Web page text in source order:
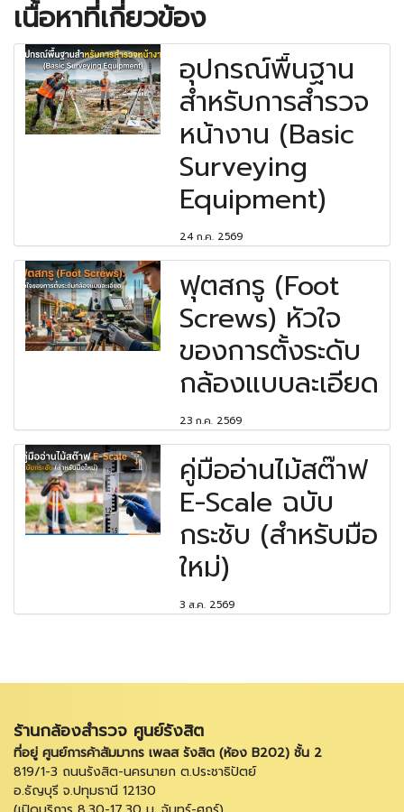
เนื้อหาที่เกี่ยวข้อง
อุปกรณ์พื้นฐาน
สำหรับการสำรวจ
หน้างาน (Basic
Surveying
Equipment)
24 ก.ค. 2569
ฟุตสกรู (Foot
Screws) หัวใจ
ของการตั้งระดับ
กล้องแบบละเอียด
23 ก.ค. 2569
คู่มืออ่านไม้สต๊าฟ
E-Scale ฉบับ
กระชับ (สำหรับมือ
ใหม่)
3 ส.ค. 2569
ร้านกล้องสำรวจ ศูนย์รังสิต
ที่อยู่ ศูนย์การค้าสัมมากร เพลส รังสิต (ห้อง B202) ชั้น 2
819/1-3 ถนนรังสิต-นครนายก ต.ประชาธิปัตย์
อ.ธัญบุรี จ.ปทุมธานี 12130